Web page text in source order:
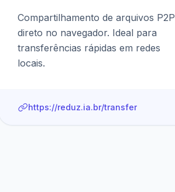
Compartilhamento de arquivos P2P
direto no navegador. Ideal para
transferências rápidas em redes
locais.
https://reduz.ia.br/transfer